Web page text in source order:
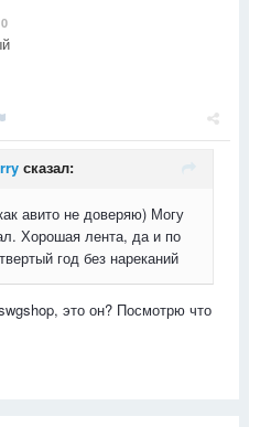
сказал:
авито не доверяю) Могу
Хорошая лента, да и по
год без нареканий
это он? Посмотрю что